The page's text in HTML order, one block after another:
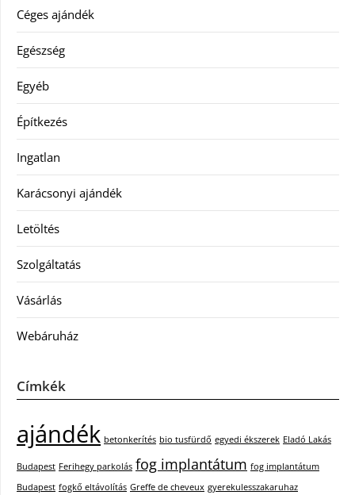
Céges ajándék
Egészség
Egyéb
Építkezés
Ingatlan
Karácsonyi ajándék
Letöltés
Szolgáltatás
Vásárlás
Webáruház
Címkék
ajándék betonkerítés bio tusfürdő egyedi ékszerek Eladó Lakás
Budapest Ferihegy parkolás fog implantátum fog implantátum
Budapest fogkő eltávolítás Greffe de cheveux gyerekulesszakaruhaz